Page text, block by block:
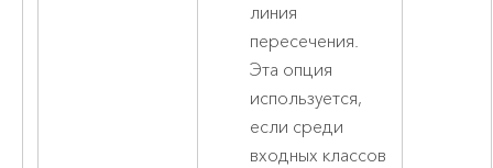
линия
пересечения.
Эта опция
используется,
если среди
входных классов